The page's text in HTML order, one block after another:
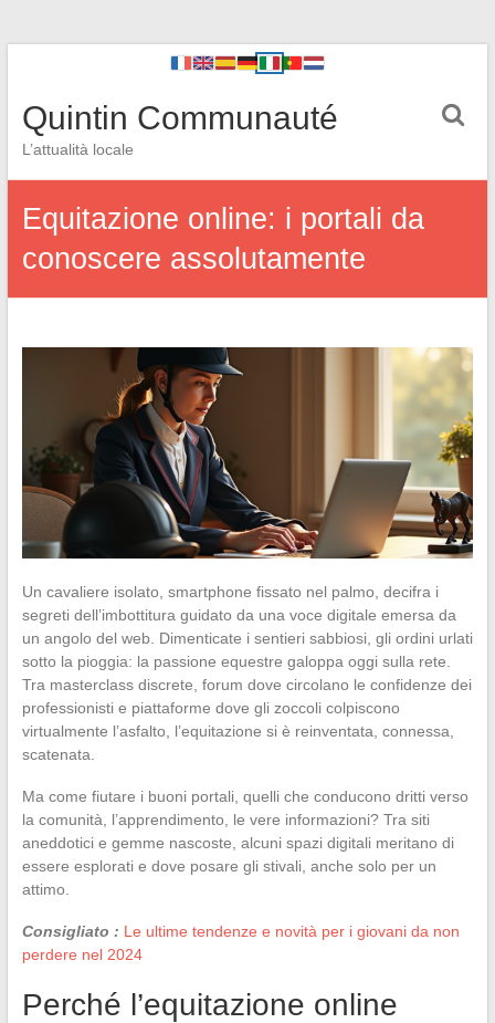
Quintin Communauté
L’attualità locale
Equitazione online: i portali da
conoscere assolutamente
Un cavaliere isolato, smartphone fissato nel palmo, decifra i
segreti dell’imbottitura guidato da una voce digitale emersa da
un angolo del web. Dimenticate i sentieri sabbiosi, gli ordini urlati
sotto la pioggia: la passione equestre galoppa oggi sulla rete.
Tra masterclass discrete, forum dove circolano le confidenze dei
professionisti e piattaforme dove gli zoccoli colpiscono
virtualmente l’asfalto, l’equitazione si è reinventata, connessa,
scatenata.
Ma come fiutare i buoni portali, quelli che conducono dritti verso
la comunità, l’apprendimento, le vere informazioni? Tra siti
aneddotici e gemme nascoste, alcuni spazi digitali meritano di
essere esplorati e dove posare gli stivali, anche solo per un
attimo.
Consigliato : Le ultime tendenze e novità per i giovani da non
perdere nel 2024
Perché l’equitazione online